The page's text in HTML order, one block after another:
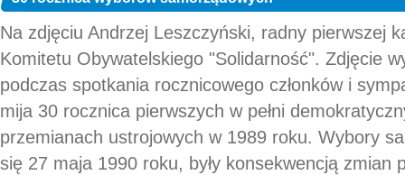
Na zdjęciu Andrzej Leszczyński, radny pierwszej
Komitetu Obywatelskiego "Solidarność". Zdjęcie
podczas spotkania rocznicowego członków i
mija 30 rocznica pierwszych w pełni
przemianach ustrojowych w 1989 roku. Wybory
się 27 maja 1990 roku, były konsekwencją zmian